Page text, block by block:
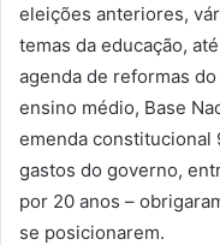
eleições anteriores,
temas da educação,
agenda de reformas
ensino médio, Base
emenda constitucional
gastos do governo,
por 20 anos –
se posicionarem.